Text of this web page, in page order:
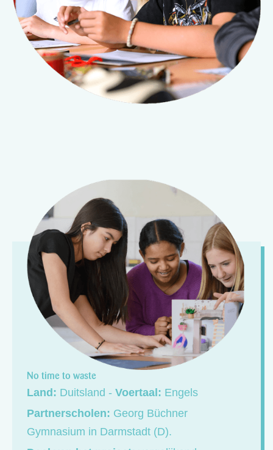
No time to waste
Land: Duitsland - Voertaal: Engels
Partnerscholen: Georg Büchner
Gymnasium in Darmstadt (D).